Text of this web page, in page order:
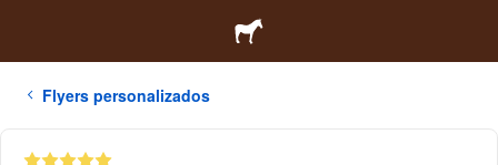
Flyers personalizados